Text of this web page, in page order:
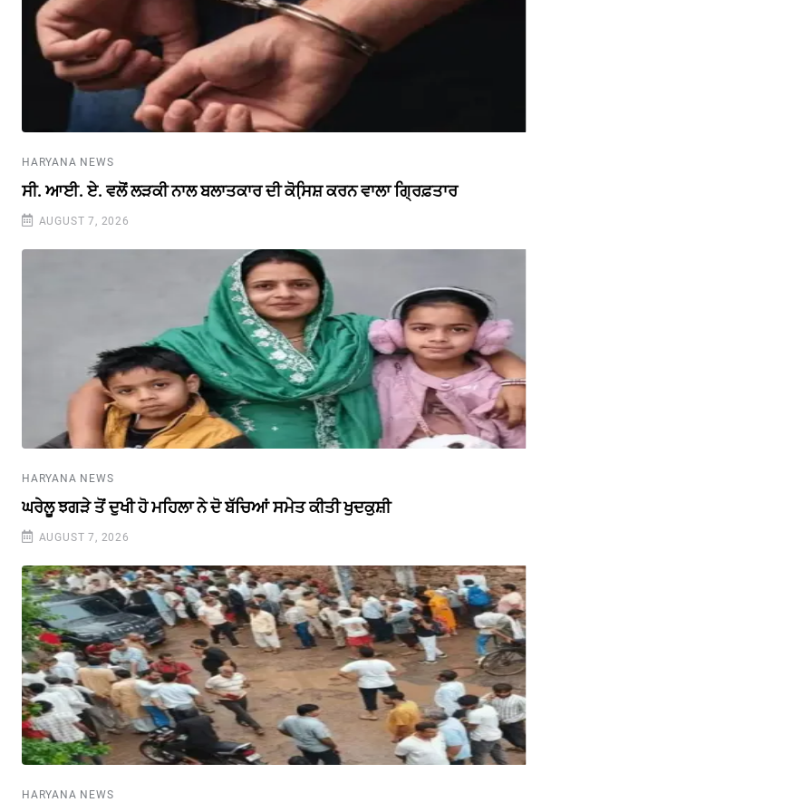
HARYANA NEWS
ਸੀ. ਆਈ. ਏ. ਵਲੋਂ ਲੜਕੀ ਨਾਲ ਬਲਾਤਕਾਰ ਦੀ ਕੋਸਿ਼ਸ਼ ਕਰਨ ਵਾਲਾ ਗ੍ਰਿਫ਼ਤਾਰ
AUGUST 7, 2026
HARYANA NEWS
ਘਰੇਲੂ ਝਗੜੇ ਤੋਂ ਦੁਖੀ ਹੋ ਮਹਿਲਾ ਨੇ ਦੋ ਬੱਚਿਆਂ ਸਮੇਤ ਕੀਤੀ ਖੁਦਕੁਸ਼ੀ
AUGUST 7, 2026
HARYANA NEWS